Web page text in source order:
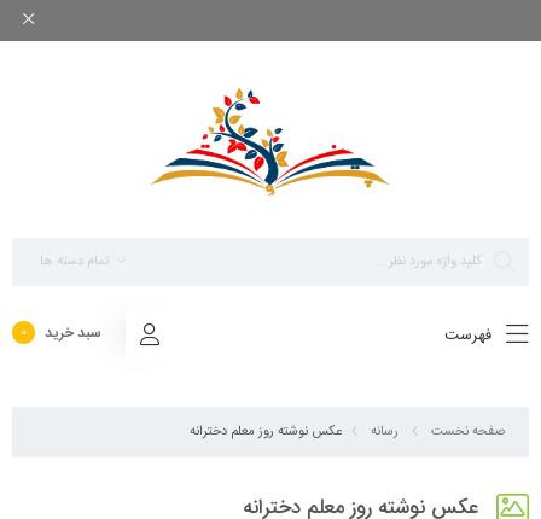
تمام دسته ها
سبد خرید 0 فهرست
صفحه نخست رسانه عکس نوشته روز معلم دخترانه
عکس نوشته روز معلم دخترانه